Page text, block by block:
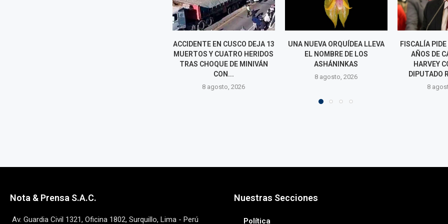
UNA NUEVA ORQUÍDEA LLEVA
EL NOMBRE DE LOS
ASHÁNINKAS
8 agosto, 2026
FISCALÍA PIDE MÁS DE NUEVE
AÑOS DE CÁRCEL PARA
HARVEY COLCHADO Y
DIPUTADO RESPONDE:...
PEDRO